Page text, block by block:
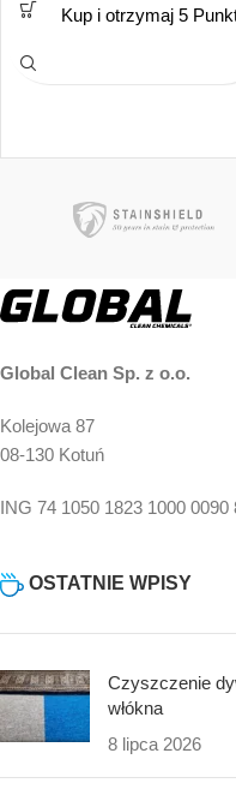
Kup i otrzymaj 5
Global Clean Sp. z o.o.
Kolejowa 87
08-130 Kotuń
ING 74 1050 1823 1000 0090
OSTATNIE WPISY
Czyszczenie
włókna
8 lipca 2026